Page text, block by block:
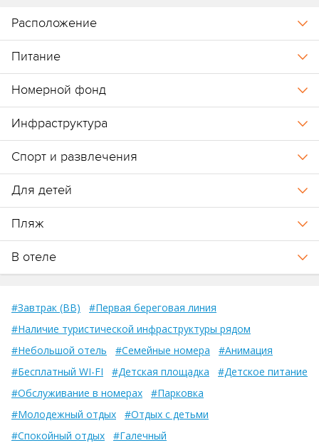
Расположение
Питание
Номерной фонд
Инфраструктура
Спорт и развлечения
Для детей
Пляж
В отеле
#Завтрак (BB)
#Первая береговая линия
#Наличие туристической инфраструктуры рядом
#Небольшой отель
#Семейные номера
#Анимация
#Бесплатный WI-FI
#Детская площадка
#Детское питание
#Обслуживание в номерах
#Парковка
#Молодежный отдых
#Отдых с детьми
#Спокойный отдых
#Галечный